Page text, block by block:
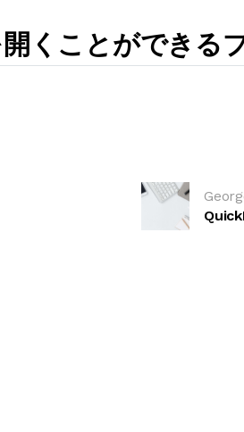
くことができる